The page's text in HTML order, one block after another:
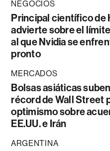
NEGOCIOS
Principal científico de
advierte sobre el
al que Nvidia se
pronto
MERCADOS
Bolsas asiáticas
récord de Wall Street
optimismo sobre
EE.UU. e Irán
ARGENTINA